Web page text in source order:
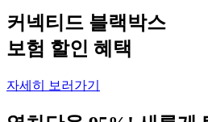
커넥티드 블랙박스
보험 할인 혜택
자세히 보러가기